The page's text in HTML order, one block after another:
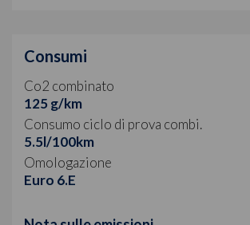
Consumi
Co2 combinato
125 g/km
Consumo ciclo di prova combi.
5.5l/100km
Omologazione
Euro 6.E